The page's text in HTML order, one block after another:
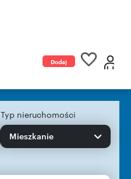
Dodaj
Typ nieruchomości
Mieszkanie